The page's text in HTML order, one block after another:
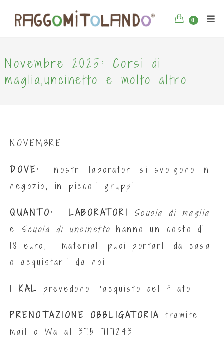
0
Novembre 2025: Corsi di
maglia,uncinetto e molto altro
NOVEMBRE
DOVE:
I nostri laboratori si svolgono in
negozio, in piccoli gruppi
QUANTO: I LABORATORI
Scuola di maglia
e
Scuola di uncinetto hanno un costo di
18 euro, i materiali puoi portarli da casa
o acquistarli da noi
I KAL prevedono l’acquisto del filato
PRENOTAZIONE OBBLIGATORIAtramite
mail o Wa al 375 7172431